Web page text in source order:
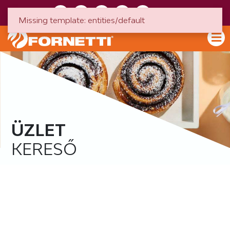
ÜZLET
KERESŐ
Missing template: entities/default